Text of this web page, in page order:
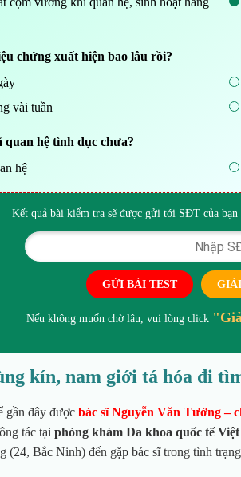
chứng xuất hiện bao lâu rồi?
vài tuần
quan hệ tình dục chưa?
hệ
Kết quả bài kiểm tra sẽ được gửi tới SĐT của
GỬI BÀI TEST
Nếu không muốn chờ lâu, vui lòng click
kín, nam giới tá hóa đi
gần đây được bác sĩ Nguyễn Văn Tường –
tác tại phòng khám Đa khoa quốc tế
(24, Bắc Ninh) đến gặp bác sĩ trong tình